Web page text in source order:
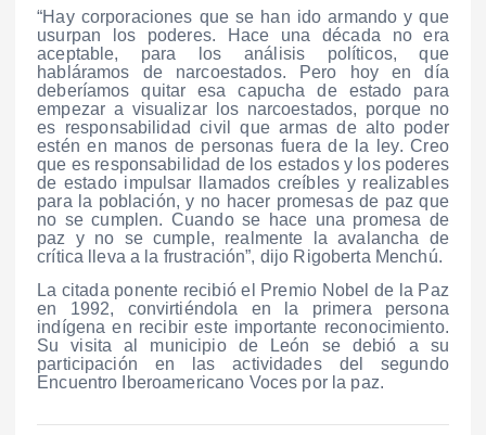
“Hay corporaciones que se han ido armando y que
usurpan los poderes. Hace una década no era
aceptable, para los análisis políticos, que
habláramos de narcoestados. Pero hoy en día
deberíamos quitar esa capucha de estado para
empezar a visualizar los narcoestados, porque no
es responsabilidad civil que armas de alto poder
estén en manos de personas fuera de la ley. Creo
que es responsabilidad de los estados y los poderes
de estado impulsar llamados creíbles y realizables
para la población, y no hacer promesas de paz que
no se cumplen. Cuando se hace una promesa de
paz y no se cumple, realmente la avalancha de
crítica lleva a la frustración”, dijo Rigoberta Menchú.
La citada ponente recibió el Premio Nobel de la Paz
en 1992, convirtiéndola en la primera persona
indígena en recibir este importante reconocimiento.
Su visita al municipio de León se debió a su
participación en las actividades del segundo
Encuentro Iberoamericano Voces por la paz.